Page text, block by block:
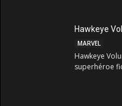
Hawkeye
MARVEL
Hawkeye
superhéroe